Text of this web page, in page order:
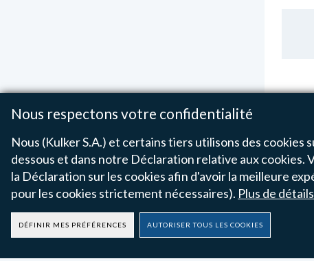
Affichage
Nous respectons votre confidentialité
Nous (Kulker S.A.) et certains tiers utilisons des
dessous et dans notre Déclaration relative aux cookies.
la Déclaration sur les cookies afin d'avoir la meilleure
pour les cookies strictement nécessaires). Plus de
DÉFINIR MES PRÉFÉRENCES AUTORISER TOUS LES COOKIES